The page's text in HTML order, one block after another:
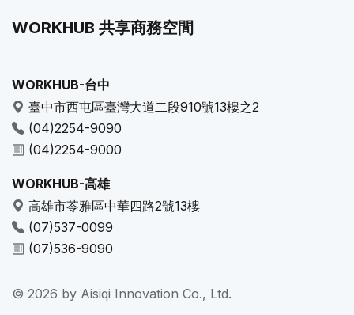
WORKHUB 共享商務空間
WORKHUB-台中
臺中市西屯區臺灣大道二段910號13樓之2
(04)2254-9090
(04)2254-9000
WORKHUB-高雄
高雄市苓雅區中華四路2號13樓
(07)537-0099
(07)536-9090
© 2026 by Aisiqi Innovation Co., Ltd.